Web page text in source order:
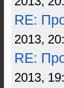
RE:
2013,
RE:
2013,